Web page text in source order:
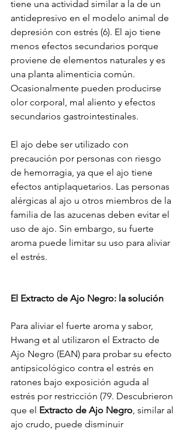
tiene una actividad similar a la de un
antidepresivo en el modelo animal de
depresión con estrés (6). El ajo tiene
menos efectos secundarios porque
proviene de elementos naturales y es
una planta alimenticia común.
Ocasionalmente pueden producirse
olor corporal, mal aliento y efectos
secundarios gastrointestinales.
El ajo debe ser utilizado con
precaución por personas con riesgo
de hemorragia, ya que el ajo tiene
efectos antiplaquetarios. Las personas
alérgicas al ajo u otros miembros de la
familia de las azucenas deben evitar el
uso de ajo. Sin embargo, su fuerte
aroma puede limitar su uso para aliviar
el estrés.
El Extracto de Ajo Negro: la solución
Para aliviar el fuerte aroma y sabor,
Hwang et al utilizaron el Extracto de
Ajo Negro (EAN) para probar su efecto
antipsicológico contra el estrés en
ratones bajo exposición aguda al
estrés por restricción (79. Descubrieron
que el Extracto de Ajo Negro, similar al
ajo crudo, puede disminuir